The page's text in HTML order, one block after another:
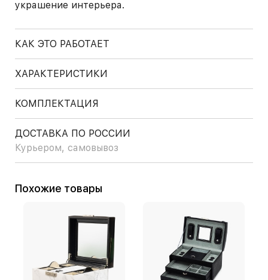
украшение интерьера.
КАК ЭТО РАБОТАЕТ
ХАРАКТЕРИСТИКИ
КОМПЛЕКТАЦИЯ
ДОСТАВКА ПО РОССИИ
Курьером, самовывоз
Похожие товары